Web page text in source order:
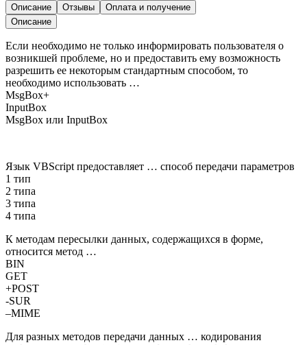
Описание Отзывы
Оплата и получение
Описание
Если необходимо не только информировать пользователя о
возникшей проблеме, но и предоставить ему возможность
разрешить ее некоторым стандартным способом, то
необходимо использовать …
MsgBox+
InputBox
MsgBox или InputBox
Язык VBScript предоставляет … способ передачи параметров
1 тип
2 типа
3 типа
4 типа
К методам пересылки данных, содержащихся в форме,
относится метод …
BIN
GET
+POST
-SUR
–MIME
Для разных методов передачи данных … кодирования